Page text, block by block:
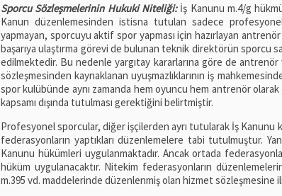
Sporcu Sözleşmelerinin Hukuki Niteliği:İş Kanunu m.4/g
Kanun düzenlemesinden istisna tutulan sadece
yapmayan, sporcuyu aktif spor yapması için hazırlayan
başarıya ulaştırma görevi de bulunan teknik direktörün sporcu
edilmektedir. Bu nedenle yargıtay kararlarına göre de
sözleşmesinden kaynaklanan uyuşmazlıklarının iş
spor kulübünde aynı zamanda hem oyuncu hem antrenör
kapsamı dışında tutulması gerektiğini belirtmiştir.
Profesyonel sporcular, diğer işçilerden ayrı tutularak İş Kanunu
federasyonların yaptıkları düzenlemelere tabi tutulmuştur.
Kanunu hükümleri uygulanmaktadır. Ancak ortada
hüküm uygulanacaktır. Nitekim federasyonların
m.395 vd. maddelerinde düzenlenmiş olan hizmet sözleşmesine